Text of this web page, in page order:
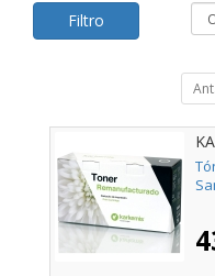
Filtro
Ant.